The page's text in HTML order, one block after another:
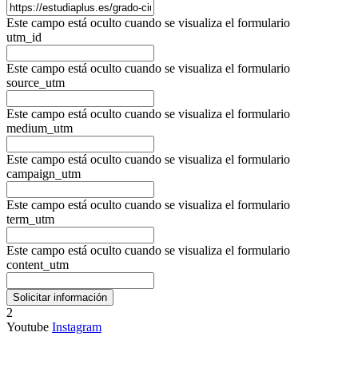
Este campo está oculto cuando se visualiza el formulario
utm_id
Este campo está oculto cuando se visualiza el formulario
source_utm
Este campo está oculto cuando se visualiza el formulario
medium_utm
Este campo está oculto cuando se visualiza el formulario
campaign_utm
Este campo está oculto cuando se visualiza el formulario
term_utm
Este campo está oculto cuando se visualiza el formulario
content_utm
2
Youtube Instagram